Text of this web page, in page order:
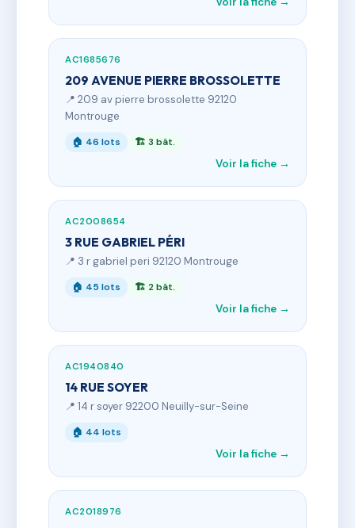
AC1685676
209 AVENUE PIERRE BROSSOLETTE
📍 209 av pierre brossolette 92120
Montrouge
🏠 46 lots 🏗 3 bât.
Voir la fiche →
AC2008654
3 RUE GABRIEL PÉRI
📍 3 r gabriel peri 92120 Montrouge
🏠 45 lots 🏗 2 bât.
Voir la fiche →
AC1940840
14 RUE SOYER
📍 14 r soyer 92200 Neuilly-sur-Seine
🏠 44 lots
Voir la fiche →
AC2018976